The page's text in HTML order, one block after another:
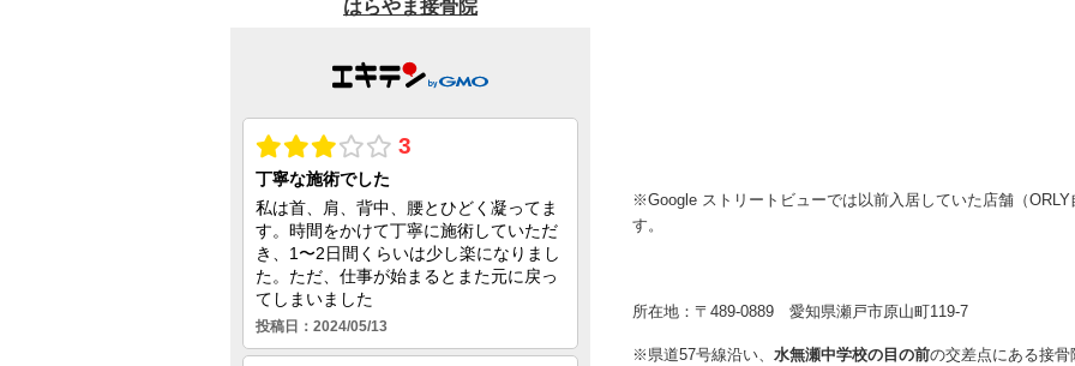
※Google ストリートビューでは以前入居していた店舗（
す。
所在地：〒489-0889 愛知県瀬戸市原山町119-7
※県道57号線沿い、 水無瀬中学校の目の前の交差点にある接骨